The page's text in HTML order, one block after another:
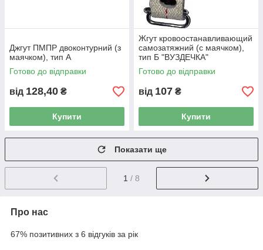
Джгут ПМПР двоконтурний (з
маячком), тип А
Готово до відправки
від 128,40 ₴
Купити
Жгут кровоостанавливающий
самозатяжний (с маячком),
тип Б "ВУЗДЕЧКА"
Готово до відправки
від 107 ₴
Купити
Показати ще
1 / 8
Про нас
67% позитивних з 6 відгуків за рік